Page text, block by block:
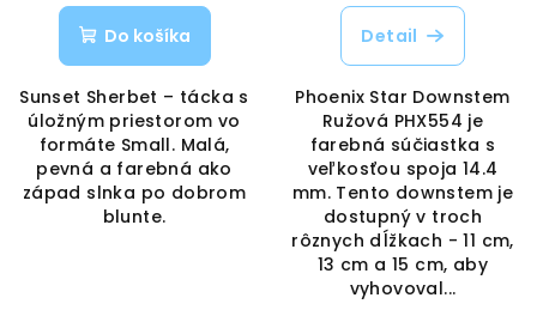
Do košíka
Sunset Sherbet – tácka s
úložným priestorom vo
formáte Small. Malá,
pevná a farebná ako
západ slnka po dobrom
blunte.
Detail
Phoenix Star Downstem
Ružová PHX554 je
farebná súčiastka s
veľkosťou spoja 14.4
mm. Tento downstem je
dostupný v troch
rôznych dĺžkach - 11 cm,
13 cm a 15 cm, aby
vyhovoval...